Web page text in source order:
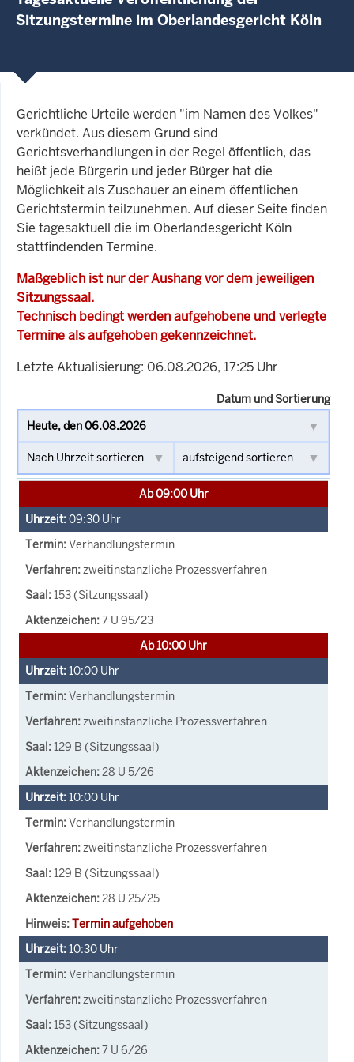
Sitzungstermine im Oberlandesgericht Köln
Gerichtliche Urteile werden "im Namen des Volkes"
verkündet. Aus diesem Grund sind
Gerichtsverhandlungen in der Regel öffentlich, das
heißt jede Bürgerin und jeder Bürger hat die
Möglichkeit als Zuschauer an einem öffentlichen
Gerichtstermin teilzunehmen. Auf dieser Seite finden
Sie tagesaktuell die im Oberlandesgericht Köln
stattfindenden Termine.
Maßgeblich ist nur der Aushang vor dem jeweiligen
Sitzungssaal.
Technisch bedingt werden aufgehobene und verlegte
Termine als aufgehoben gekennzeichnet.
Letzte Aktualisierung: 06.08.2026, 17:25 Uhr
Datum und Sortierung
Ab 09:00 Uhr
09:30 Uhr
Verhandlungstermin
zweitinstanzliche Prozessverfahren
153 (Sitzungssaal)
7 U 95/23
Ab 10:00 Uhr
10:00 Uhr
Verhandlungstermin
zweitinstanzliche Prozessverfahren
129 B (Sitzungssaal)
28 U 5/26
10:00 Uhr
Verhandlungstermin
zweitinstanzliche Prozessverfahren
129 B (Sitzungssaal)
28 U 25/25
Termin aufgehoben
10:30 Uhr
Verhandlungstermin
zweitinstanzliche Prozessverfahren
153 (Sitzungssaal)
7 U 6/26